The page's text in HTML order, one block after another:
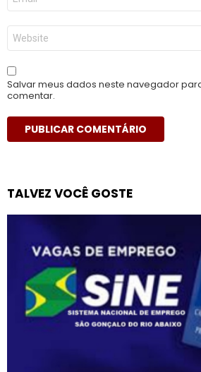
mail
*
Site
Salvar meus dados neste navegador
comentar.
TALVEZ VOCÊ GOSTE